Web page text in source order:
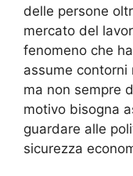
delle persone
mercato del
fenomeno che
assume contorni
ma non sempre
motivo bisogna
guardare alle
sicurezza